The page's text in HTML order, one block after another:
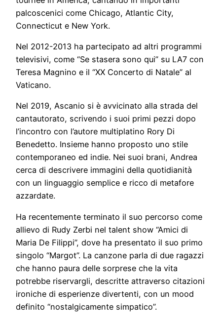
palcoscenici come Chicago, Atlantic City,
Connecticut e New York.
Nel 2012-2013 ha partecipato ad altri programmi
televisivi, come “Se stasera sono qui” su LA7 con
Teresa Magnino e il “XX Concerto di Natale” al
Vaticano.
Nel 2019, Ascanio si è avvicinato alla strada del
cantautorato, scrivendo i suoi primi pezzi dopo
l’incontro con l’autore multiplatino Rory Di
Benedetto. Insieme hanno proposto uno stile
contemporaneo ed indie. Nei suoi brani, Andrea
cerca di descrivere immagini della quotidianità
con un linguaggio semplice e ricco di metafore
azzardate.
Ha recentemente terminato il suo percorso come
allievo di Rudy Zerbi nel talent show “Amici di
Maria De Filippi”, dove ha presentato il suo primo
singolo “Margot”. La canzone parla di due ragazzi
che hanno paura delle sorprese che la vita
potrebbe riservargli, descritte attraverso citazioni
ironiche di esperienze divertenti, con un mood
definito “nostalgicamente simpatico”.